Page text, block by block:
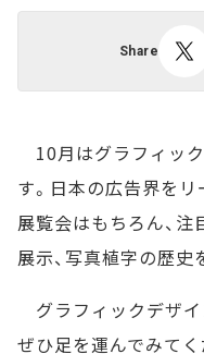
Share
10月はグラフィッ
す。日本の広告界を
展覧会はもちろん、注
展示、写真植字の歴史
グラフィックデザイ
ぜひ足を運んでみてく